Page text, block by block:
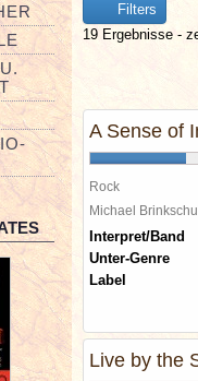
Filters
19 Ergebnisse -
A Sense of
Rock
Michael
Interpret/Band
Unter-Genre
Label
Live by the